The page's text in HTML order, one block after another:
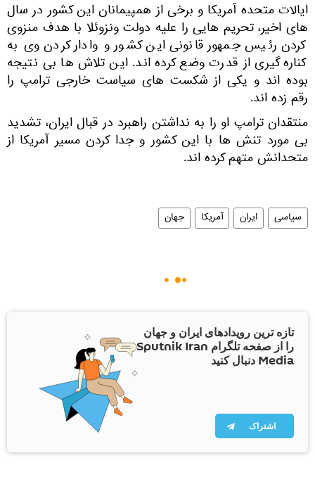
ایالات متحده آمریکا و برخی از همپیمانان این کشور در سال‌
های اخیر، تحریم ‌هایی را علیه دولت ونزوئلا با هدف منزوی
کردن رئیس ‌جمهور قانونی این کشور و وادار کردن وی به
کناره‌ گیری از قدرت وضع کرده‌ اند. این تلاش ‌ها بی ‌نتیجه
بوده ‌اند و یکی از شکست‌ های سیاست خارجی ترامپ را
رقم زده ‌اند.
منتقدان ترامپ او را به نداشتن راهبرد در قبال ایران، تشدید
بی‌ مورد تنش‌ ها با این کشور و جدا کردن مسیر آمریکا از
متحدانش متهم کرده‌ اند.
سیاسی ایران آمریکا جهان
تازه ترین رویدادهای ایران و جهان
را از صفحه تلگرام Sputnik Iran
Media دنبال کنید
اشتراک